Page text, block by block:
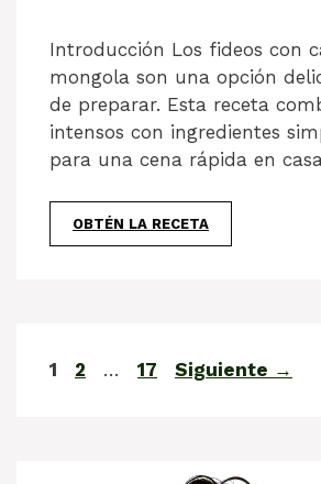
Introducción Los fideos con
mongola son una opción
de preparar. Esta receta
intensos con ingredientes
para una cena rápida en
OBTÉN LA RECETA
Página
1 Página
2 … Página
17 Siguiente →